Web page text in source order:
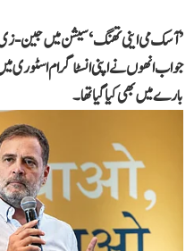
’آسک می اینی تھنگ‘ سیشن میں جین-
جواب انھوں نے اپنی انسٹاگرام
بارے میں بھی کیا گیا تھا۔